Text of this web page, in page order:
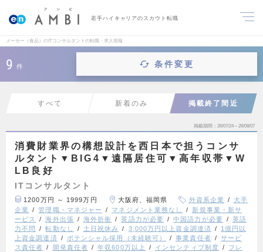
若手ハイキャリアのスカウト転職
メーカー（食品）のITコンサルタントの転職・求人情報
9 件 条件変更
すべて 新着のみ 掲載終了間近
掲載期間 26/07/24～26/08/07
消費財業界の構想設計を西日本で担うコンサ
ルタント▼BIG4▼遠隔居住可▼高年収帯▼W
LB良好
ITコンサルタント
1200万円 ～ 1999万円 大阪府、福岡県 外資系企業
大手
企業
管理職・マネジャー マネジメント業務なし
新規事業・新サ
ービス
海外出張 海外折衝 英語力が必要 中国語力が必要
英語
力不問
転勤なし 土日祝休み 3,000万円以上資金調達済
1億円以
上資金調達済
ポテンシャル採用（未経験可） 事業責任者
サービ
ス責任者
開発責任者 年収600万以上 インセンティブ制度
フレ